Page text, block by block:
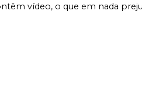
vídeo, o que em nada